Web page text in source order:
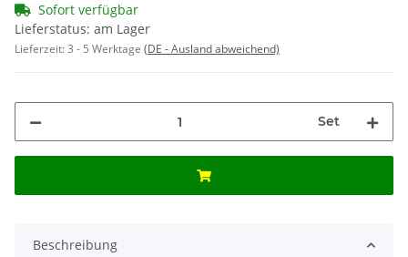
Sofort verfügbar
Lieferstatus: am Lager
Lieferzeit:3 - 5 Werktage (DE - Ausland abweichend)
Set
Beschreibung